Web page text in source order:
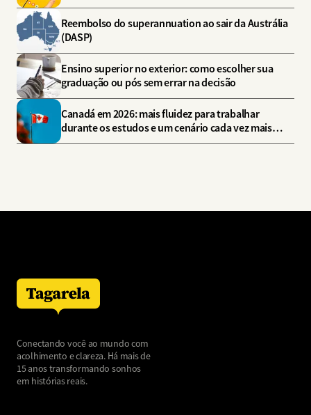
Reembolso do superannuation ao sair da Austrália
(DASP)
Ensino superior no exterior: como escolher sua
graduação ou pós sem errar na decisão
Canadá em 2026: mais fluidez para trabalhar
durante os estudos e um cenário cada vez mais
estratégico
Conectando você ao mundo com
acolhimento e clareza. Há mais de
15 anos transformando sonhos
em histórias reais.